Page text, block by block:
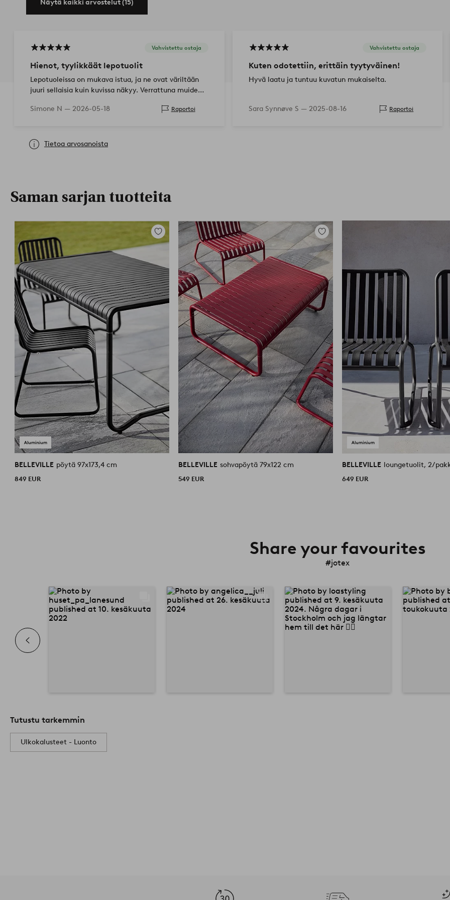
Näytä kaikki arvostelut (15)
Vahvistettu ostaja
Hienot, tyylikkäät lepotuolit
Lepotuoleissa on mukava istua, ja ne ovat väriltään
juuri sellaisia kuin kuvissa näkyy. Verrattuna muiden
pienempiä mito…
Simone N — 2026-05-18 Raportoi
Vahvistettu ostaja
Kuten odotettiin, erittäin tyytyväinen!
Hyvä laatu ja tuntuu kuvatun mukaiselta.
Sara Synnøve S — 2025-08-16 Raportoi
Tietoa arvosanoista
Saman sarjan tuotteita
Lisää
suosikkeihin
BELLEVILLE pöytä 97x173,4 cm
849 EUR
Lisää
suosikkeihin
BELLEVILLE sohvapöytä 79x122 cm
549 EUR
BELLEVILLE loungetuolit, 2/
649 EUR
Share your favourites
#jotex
Tutustu tarkemmin
Ulkokalusteet - Luonto